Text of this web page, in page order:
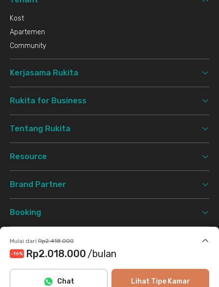
Mulai dari Rp2.418.000
-16% Rp2.018.000 /bulan
Termasuk internet/wifi, air, laundry, cleaning
Lihat Tipe Kamar
Chat
Kost
Apartemen
Community
Kerjasama Rukita
Rukita for Business
Tentang Rukita
Resource
Brand Partner
Booking
Support
Syarat & Ketentuan Kebijakan Privasi
InstagramTwitter TikTok